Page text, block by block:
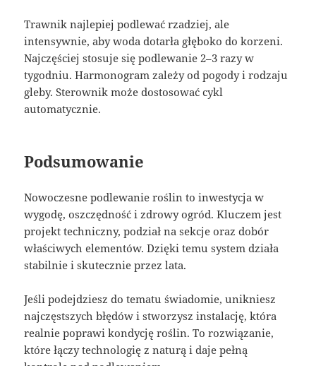
Trawnik najlepiej podlewać rzadziej, ale
intensywnie, aby woda dotarła głęboko do korzeni.
Najczęściej stosuje się podlewanie 2–3 razy w
tygodniu. Harmonogram zależy od pogody i rodzaju
gleby. Sterownik może dostosować cykl
automatycznie.
Podsumowanie
Nowoczesne podlewanie roślin to inwestycja w
wygodę, oszczędność i zdrowy ogród. Kluczem jest
projekt techniczny, podział na sekcje oraz dobór
właściwych elementów. Dzięki temu system działa
stabilnie i skutecznie przez lata.
Jeśli podejdziesz do tematu świadomie, unikniesz
najczęstszych błędów i stworzysz instalację, która
realnie poprawi kondycję roślin. To rozwiązanie,
które łączy technologię z naturą i daje pełną